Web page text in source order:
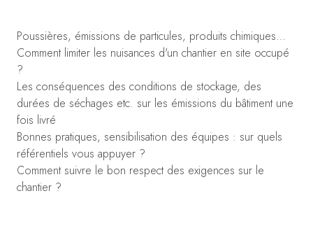
Poussières, émissions de particules, produits chimiques…
Comment limiter les nuisances d'un chantier en site occupé
?
Les conséquences des conditions de stockage, des
durées de séchages etc. sur les émissions du bâtiment une
fois livré
Bonnes pratiques, sensibilisation des équipes : sur quels
référentiels vous appuyer ?
Comment suivre le bon respect des exigences sur le
chantier ?